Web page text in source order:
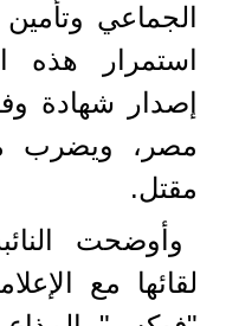
الجماعي
استمرار هذه
إصدار شهادة
مصر، ويضرب
مقتل.
وأوضحت
لقائها مع